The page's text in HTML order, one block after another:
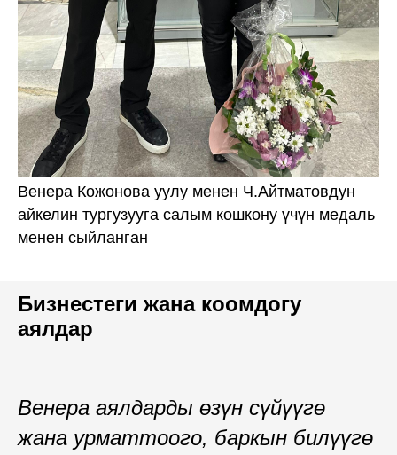
Венера Кожонова уулу менен Ч.Айтматовдун
айкелин тургузууга салым кошкону үчүн медаль
менен сыйланган
Бизнестеги жана коомдогу
аялдар
Венера аялдарды өзүн сүйүүгө
жана урматтоого, баркын билүүгө